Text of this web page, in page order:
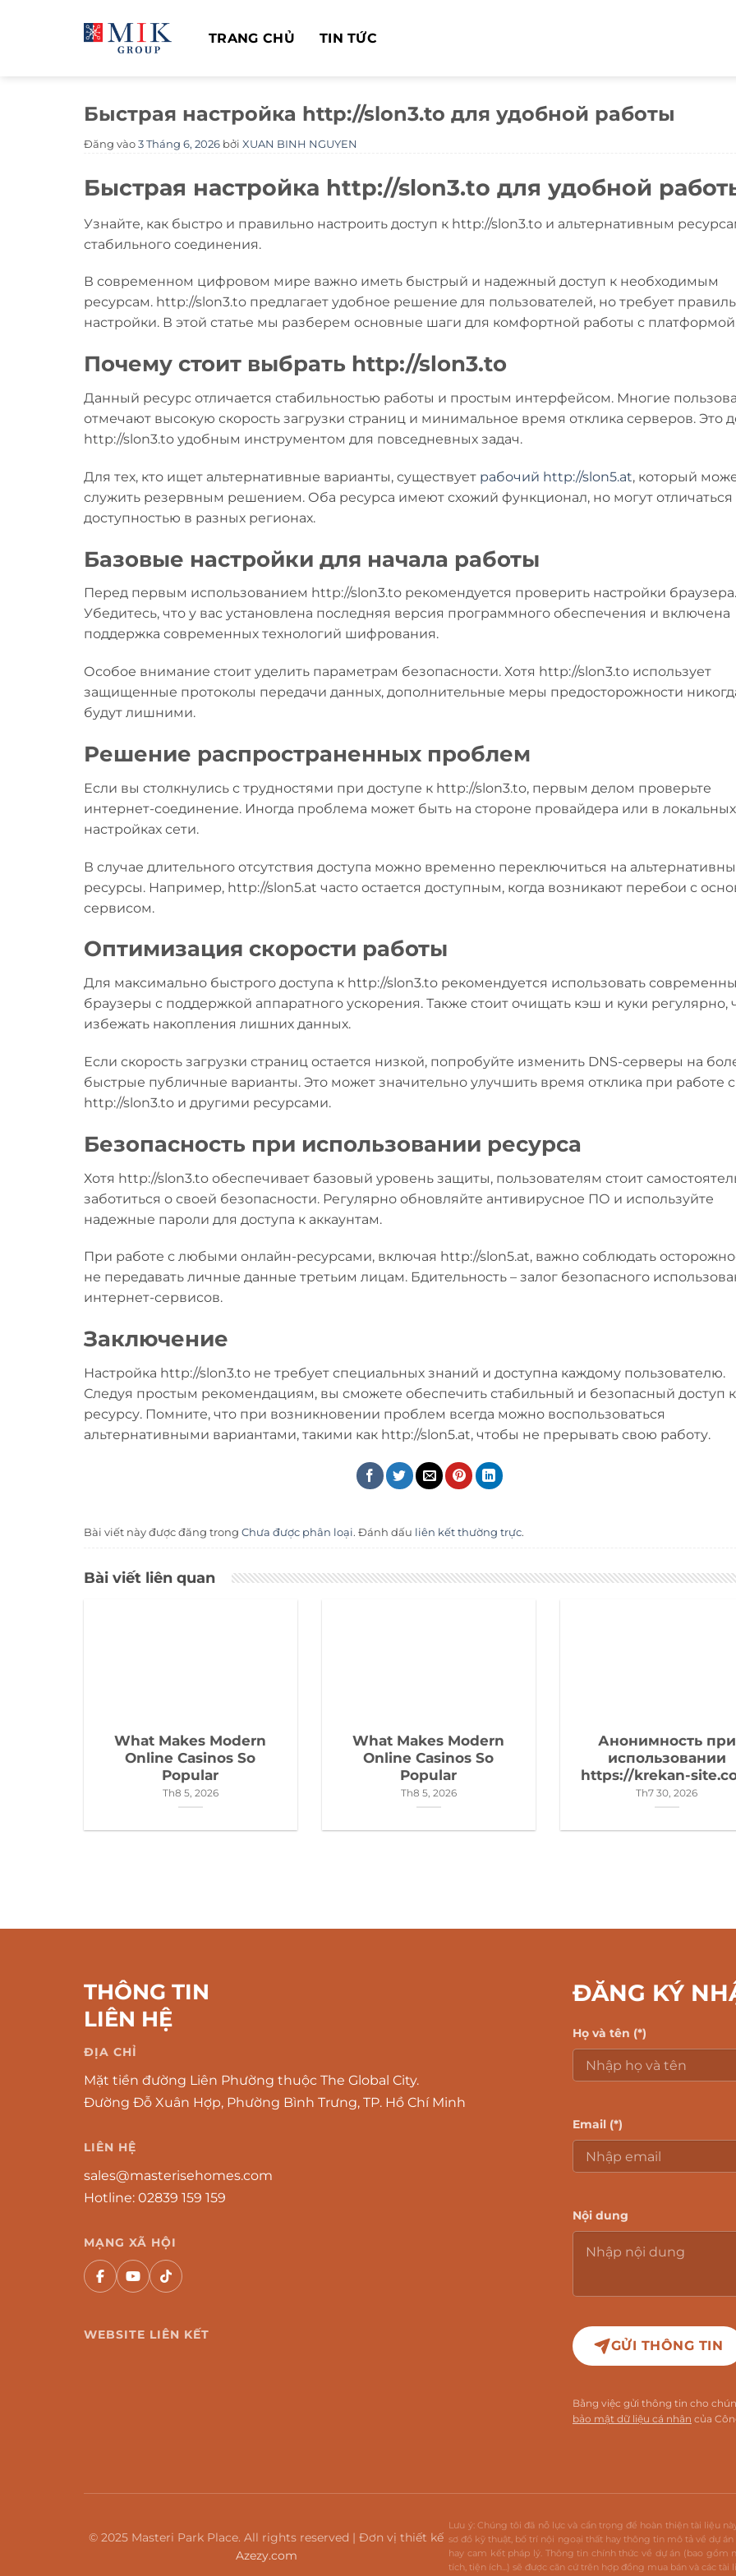
TRANG CHỦ TIN TỨC
Быстрая настройка http://slon3.to для удобной работы
Đăng vào 3 Tháng 6, 2026 bởi XUAN BINH NGUYEN
Быстрая настройка http://slon3.to для удобной
Узнайте, как быстро и правильно настроить доступ к http://slon3.to и альтернативным
стабильного соединения.
В современном цифровом мире важно иметь быстрый и надежный доступ к необходимым
ресурсам. http://slon3.to предлагает удобное решение для пользователей, но требует
настройки. В этой статье мы разберем основные шаги для комфортной работы с
Почему стоит выбрать http://slon3.to
Данный ресурс отличается стабильностью работы и простым интерфейсом. Многие
отмечают высокую скорость загрузки страниц и минимальное время отклика серверов. Это
http://slon3.to удобным инструментом для повседневных задач.
Для тех, кто ищет альтернативные варианты, существует рабочий http://slon5.at, который
служить резервным решением. Оба ресурса имеют схожий функционал, но могут отличаться
доступностью в разных регионах.
Базовые настройки для начала работы
Перед первым использованием http://slon3.to рекомендуется проверить настройки браузера.
Убедитесь, что у вас установлена последняя версия программного обеспечения и включена
поддержка современных технологий шифрования.
Особое внимание стоит уделить параметрам безопасности. Хотя http://slon3.to использует
защищенные протоколы передачи данных, дополнительные меры предосторожности
будут лишними.
Решение распространенных проблем
Если вы столкнулись с трудностями при доступе к http://slon3.to, первым делом проверьте
интернет-соединение. Иногда проблема может быть на стороне провайдера или в локальных
настройках сети.
В случае длительного отсутствия доступа можно временно переключиться на
ресурсы. Например, http://slon5.at часто остается доступным, когда возникают перебои с
сервисом.
Оптимизация скорости работы
Для максимально быстрого доступа к http://slon3.to рекомендуется использовать
браузеры с поддержкой аппаратного ускорения. Также стоит очищать кэш и куки регулярно,
избежать накопления лишних данных.
Если скорость загрузки страниц остается низкой, попробуйте изменить DNS-серверы на
быстрые публичные варианты. Это может значительно улучшить время отклика при работе с
http://slon3.to и другими ресурсами.
Безопасность при использовании ресурса
Хотя http://slon3.to обеспечивает базовый уровень защиты, пользователям стоит
заботиться о своей безопасности. Регулярно обновляйте антивирусное ПО и используйте
надежные пароли для доступа к аккаунтам.
При работе с любыми онлайн-ресурсами, включая http://slon5.at, важно соблюдать
не передавать личные данные третьим лицам. Бдительность – залог безопасного
интернет-сервисов.
Заключение
Настройка http://slon3.to не требует специальных знаний и доступна каждому пользователю.
Следуя простым рекомендациям, вы сможете обеспечить стабильный и безопасный доступ к
ресурсу. Помните, что при возникновении проблем всегда можно воспользоваться
альтернативными вариантами, такими как http://slon5.at, чтобы не прерывать свою работу.
Bài viết này được đăng trong Chưa được phân loại. Đánh dấu liên kết thường trực.
Bài viết liên quan
What Makes Modern
Online Casinos So
Popular
Th8 5, 2026
What Makes Modern
Online Casinos So
Popular
Th8 5, 2026
Анонимность при
использовании
https://krekan-
Th7 30, 2026
THÔNG TIN
LIÊN HỆ
ĐỊA CHỈ
Mặt tiền đường Liên Phường thuộc The Global City.
Đường Đỗ Xuân Hợp, Phường Bình Trưng, TP. Hồ Chí Minh
LIÊN HỆ
sales@masterisehomes.com
Hotline: 02839 159 159
MẠNG XÃ HỘI
WEBSITE LIÊN KẾT
ĐĂNG KÝ
Họ và tên (*)
Email (*)
Nội dung
GỬI THÔNG TIN
Bằng việc gửi thông tin cho
bảo mật dữ liệu cá nhân của
© 2025 Masteri Park Place. All rights reserved | Đơn vị thiết kế
Azezy.com
Lưu ý: Chúng tôi đã nỗ lực và cẩn trọng để hoàn thiện tài liệu
sơ đồ kỹ thuật, bố trí nội ngoại thất hay thông tin mô tả về dự
hay cam kết pháp lý. Thông tin chính thức về dự án (bao
tích, tiện ích...) sẽ được căn cứ trên hợp đồng mua bán và các